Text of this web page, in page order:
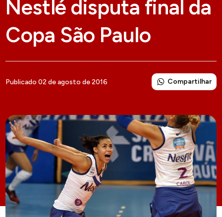
Nestlé disputa final da
Copa São Paulo
Publicado 02 de agosto de 2016 Compartilhar